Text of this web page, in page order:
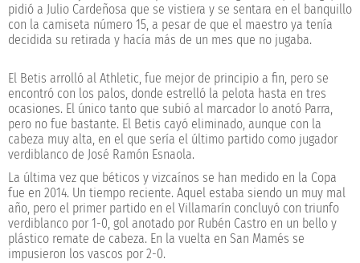
pidió a Julio Cardeñosa que se vistiera y se sentara en el banquillo
con la camiseta número 15, a pesar de que el maestro ya tenía
decidida su retirada y hacía más de un mes que no jugaba.
El Betis arrolló al Athletic, fue mejor de principio a fin, pero se
encontró con los palos, donde estrelló la pelota hasta en tres
ocasiones. El único tanto que subió al marcador lo anotó Parra,
pero no fue bastante. El Betis cayó eliminado, aunque con la
cabeza muy alta, en el que sería el último partido como jugador
verdiblanco de José Ramón Esnaola.
La última vez que béticos y vizcaínos se han medido en la Copa
fue en 2014. Un tiempo reciente. Aquel estaba siendo un muy mal
año, pero el primer partido en el Villamarín concluyó con triunfo
verdiblanco por 1-0, gol anotado por Rubén Castro en un bello y
plástico remate de cabeza. En la vuelta en San Mamés se
impusieron los vascos por 2-0.